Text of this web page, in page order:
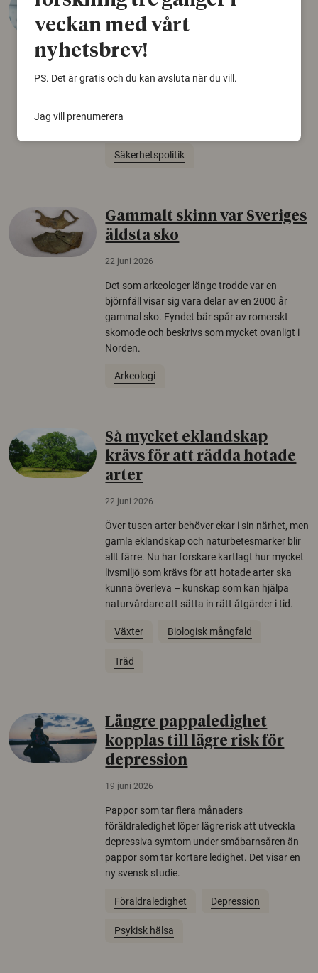
desinformation?
konspirationsteorier är ofta mer mottagliga
Säkerhetspolitik
Gammalt skinn var Sveriges
äldsta sko
22 juni 2026
Det som arkeologer länge trodde var en
björnfäll visar sig vara delar av en 2000 år
gammal sko. Fyndet bär spår av romerskt
skomode och beskrivs som mycket ovanligt i
Norden.
Arkeologi
Så mycket eklandskap
krävs för att rädda hotade
arter
22 juni 2026
Över tusen arter behöver ekar i sin närhet, men
gamla eklandskap och naturbetesmarker blir
allt färre. Nu har forskare kartlagt hur mycket
livsmiljö som krävs för att hotade arter ska
kunna överleva – kunskap som kan hjälpa
naturvårdare att sätta in rätt åtgärder i tid.
Växter Biologisk mångfald
Träd
Längre pappaledighet
kopplas till lägre risk för
depression
19 juni 2026
Pappor som tar flera månaders
föräldraledighet löper lägre risk att utveckla
depressiva symtom under småbarnsåren än
pappor som tar kortare ledighet. Det visar en
ny svensk studie.
Föräldraledighet Depression
Psykisk hälsa
veckan med vårt
nyhetsbrev!
PS. Det är gratis och du kan avsluta när du vill.
Jag vill prenumerera